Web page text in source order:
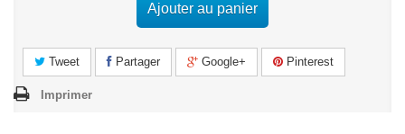
Ajouter au panier
Tweet Partager Google+ Pinterest
Imprimer